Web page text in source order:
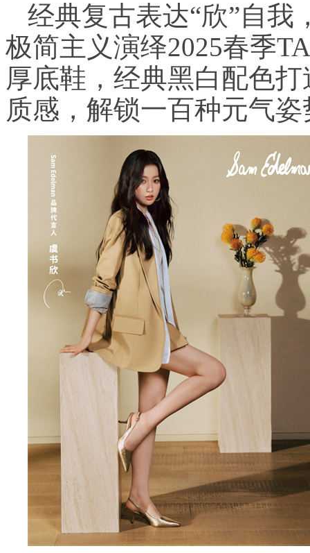
经典复古表达“欣”自我
极简主义演绎2025春季
厚底鞋，经典黑白配色
质感，解锁一百种元气姿